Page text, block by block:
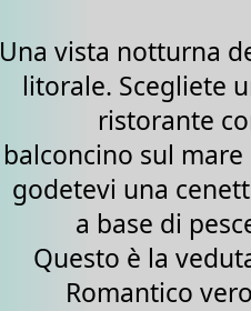
Una vista notturna
litorale. Scegliete
ristorante
balconcino sul mare
godetevi una
a base di
Questo è la
Romantico